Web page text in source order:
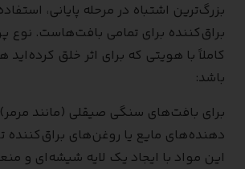
بزرگ‌ترین اشتباه در مرحله پایانی،
براق‌کننده برای تمامی بافت‌هاست. نوع
کاملاً با هویتی که برای اثر خلق
باشد:
برای بافت‌های سنگی صیقلی (مانند مرمر):
دهنده‌های مایع یا روغن‌های
این مواد با ایجاد یک لایه شیشه‌ای و